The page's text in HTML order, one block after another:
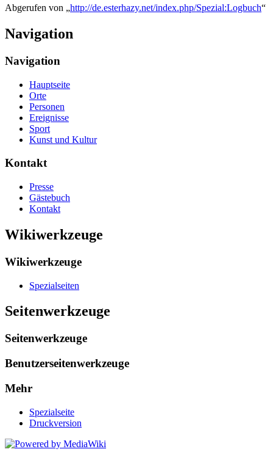
Abgerufen von „http://de.esterhazy.net/index.php/Spezial:Logbuch“
Navigation
Navigation
Hauptseite
Orte
Personen
Ereignisse
Sport
Kunst und Kultur
Kontakt
Presse
Gästebuch
Kontakt
Wikiwerkzeuge
Wikiwerkzeuge
Spezialseiten
Seitenwerkzeuge
Seitenwerkzeuge
Benutzerseitenwerkzeuge
Mehr
Spezialseite
Druckversion